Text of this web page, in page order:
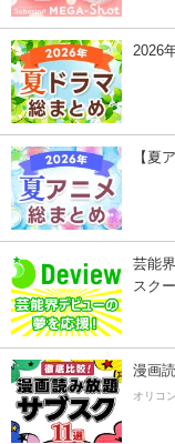
2026
【夏
芸能
スク
漫画
オリコ